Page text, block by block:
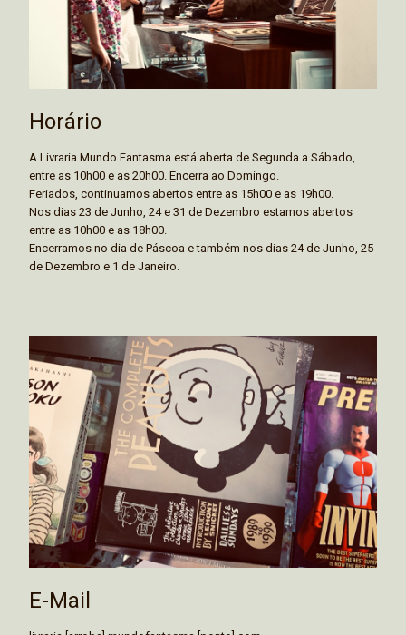
Horário
A Livraria Mundo Fantasma está aberta de Segunda a Sábado,
entre as 10h00 e as 20h00. Encerra ao Domingo.
Feriados, continuamos abertos entre as 15h00 e as 19h00.
Nos dias 23 de Junho, 24 e 31 de Dezembro estamos abertos
entre as 10h00 e as 18h00.
Encerramos no dia de Páscoa e também nos dias 24 de Junho, 25
de Dezembro e 1 de Janeiro.
E-Mail